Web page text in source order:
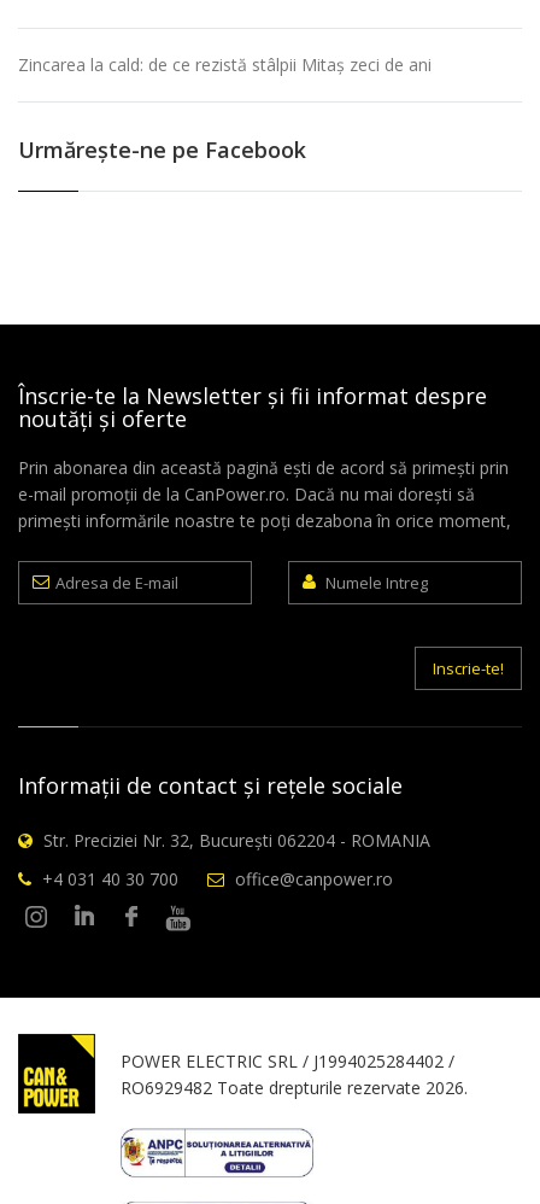
Zincarea la cald: de ce rezistă stâlpii Mitaș zeci de ani
Urmăreşte-ne pe Facebook
Înscrie-te la Newsletter și fii informat despre
noutăți și oferte
Prin abonarea din această pagină ești de acord să primești prin
e-mail promoții de la CanPower.ro. Dacă nu mai dorești să
primești informările noastre te poți dezabona în orice moment,
Adresa
de
Numele
Intreg
Inscrie-te!
Informații de contact și rețele sociale
Str. Preciziei Nr. 32, București 062204 - ROMANIA
+4 031 40 30 700
office@canpower.ro
POWER ELECTRIC SRL / J1994025284402 /
RO6929482 Toate drepturile rezervate 2026.